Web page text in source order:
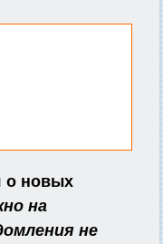
о новых
на
не